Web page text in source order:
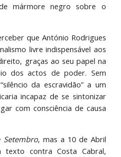
mármore negro sobre o
que António Rodrigues
livre indispensável aos
graças ao seu papel na
dos actos de poder. Sem
da escravidão” a um
incapaz de se sintonizar
com consciência de causa
Setembro, mas a 10 de Abril
texto contra Costa Cabral,